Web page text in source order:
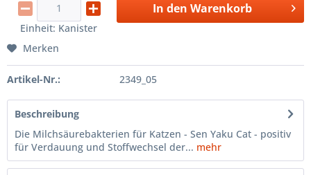
Einheit: Kanister
In den Warenkorb
Merken
Artikel-Nr.: 2349_05
Beschreibung
Die Milchsäurebakterien für Katzen - Sen Yaku Cat - positiv
für Verdauung und Stoffwechsel der... mehr